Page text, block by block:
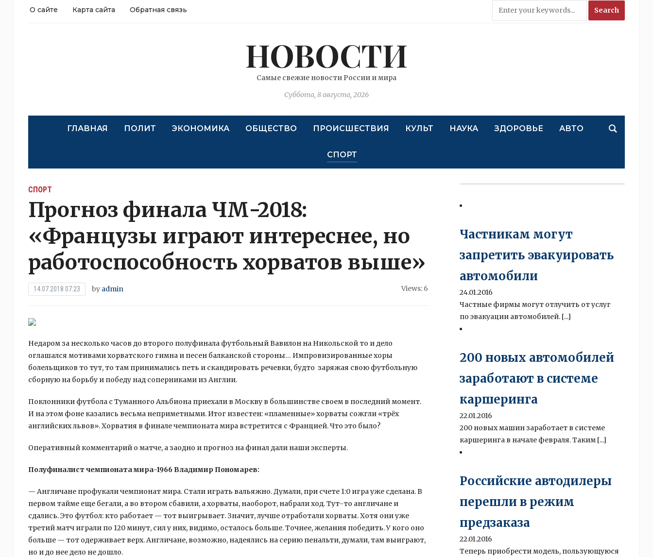
О сайте Карта сайта Обратная связь
НОВОСТИ
Самые свежие новости России и мира
Суббота, 8 августа, 2026
ГЛАВНАЯ ПОЛИТ ЭКОНОМИКА ОБЩЕСТВО ПРОИСШЕСТВИЯ КУЛЬТ НАУКА ЗДОРОВЬЕ АВТО
СПОРТ
СПОРТ
Прогноз финала ЧМ-2018:
«Французы играют интереснее, но
работоспособность хорватов выше»
14.07.2018 07:23 by admin Views: 6
Недаром за несколько часов до второго полуфинала футбольный Вавилон на Никольской то и дело
оглашался мотивами хорватского гимна и песен балканской стороны… Импровизированные хоры
болельщиков то тут, то там принимались петь и скандировать речевки, будто заряжая свою футбольную
сборную на борьбу и победу над соперниками из Англии.
Поклонники футбола с Туманного Альбиона приехали в Москву в большинстве своем в последний момент.
И на этом фоне казались весьма неприметными. Итог известен: «пламенные» хорваты сожгли «трёх
английских львов». Хорватия в финале чемпионата мира встретится с Францией. Что это было?
Оперативный комментарий о матче, а заодно и прогноз на финал дали наши эксперты.
Полуфиналист чемпионата мира-1966 Владимир Пономарев:
— Англичане профукали чемпионат мира. Стали играть вальяжно. Думали, при счете 1:0 игра уже сделана. В
первом тайме еще бегали, а во втором сбавили, а хорваты, наоборот, набрали ход. Тут-то англичане и
сдались. Это футбол: кто работает — тот выигрывает. Значит, лучше отработали хорваты. Хотя они уже
третий матч играли по 120 минут, сил у них, видимо, осталось больше. Точнее, желания победить. У кого оно
больше — тот одерживает верх. Англичане, возможно, надеялись на серию пенальти, думали, там выиграют,
но и до нее дело не дошло.
Частникам могут
запретить эвакуировать
автомобили
24.01.2016
Частные фирмы могут отлучить от услуг
по эвакуации автомобилей. [...]
200 новых автомобилей
заработают в системе
каршеринга
22.01.2016
200 новых машин заработает в системе
каршеринга в начале февраля. Таким [...]
Российские автодилеры
перешли в режим
предзаказа
22.01.2016
Теперь приобрести модель, пользующуюся